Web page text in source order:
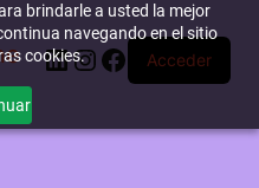
brindarle a usted la mejor
navegando en el sitio
cookies.
LinkedIn
Instagram
Facebook
Acceder